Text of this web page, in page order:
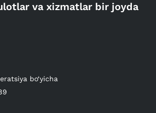
va xizmatlar bir joyda
bo‘yicha